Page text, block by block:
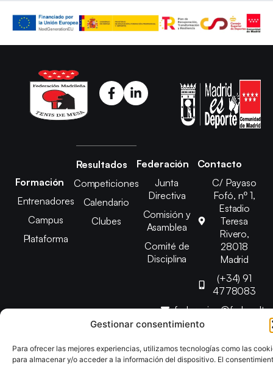
Gestionar consentimiento
Para ofrecer las mejores experiencias, utilizamos tecnologías como las
para almacenar y/o acceder a la información del dispositivo. El
Formación
Entrenadores
Campus
Plataforma
Resultados
Competiciones
Calendario
Clubes
Federación
Junta
Directiva
Comisión y
Asamblea
Comité de
Disciplina
Contacto
C/ Payaso
Fofó, nº 1,
Estadio
Teresa
Rivero,
28018
Madrid
(+34) 91
4778083
Copyright © 2025 Federación Madrileña de Tenis de Mesa |
Desarrollado porTOOOLS